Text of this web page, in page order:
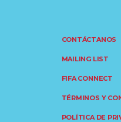
CONTÁCTANOS
MAILING LIST
FIFA CONNECT
TÉRMINOS Y
POLÍTICA DE